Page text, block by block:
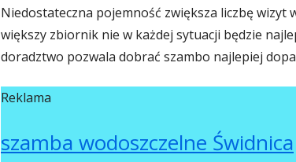
Niedostateczna pojemność zwiększa liczbę wizyt
większy zbiornik nie w każdej sytuacji będzie
doradztwo pozwala dobrać szambo najlepiej
Reklama
szamba wodoszczelne Świdnica